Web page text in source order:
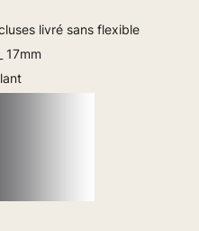
livré sans flexible
17mm